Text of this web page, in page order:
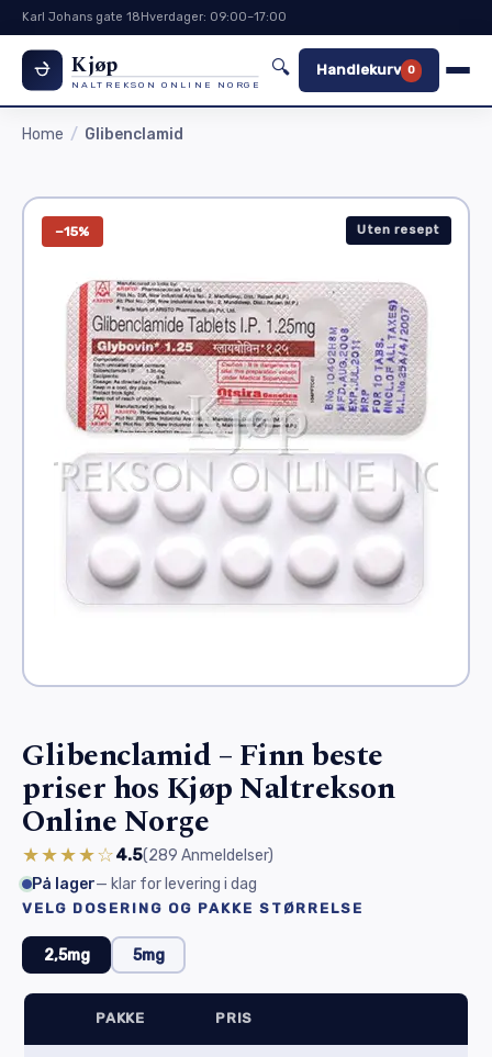
Karl Johans gate 18Hverdager: 09:00–17:00
Kjøp
NALTREKSON ONLINE NORGE
🔍 Handlekurv 0
Home Glibenclamid
−15% Uten resept
Glibenclamid – Finn beste
priser hos Kjøp Naltrekson
Online Norge
★★★★☆4.5(289 Anmeldelser)
På lager— klar for levering i dag
VELG DOSERING OG PAKKE STØRRELSE
2,5mg 5mg
PAKKE PRIS